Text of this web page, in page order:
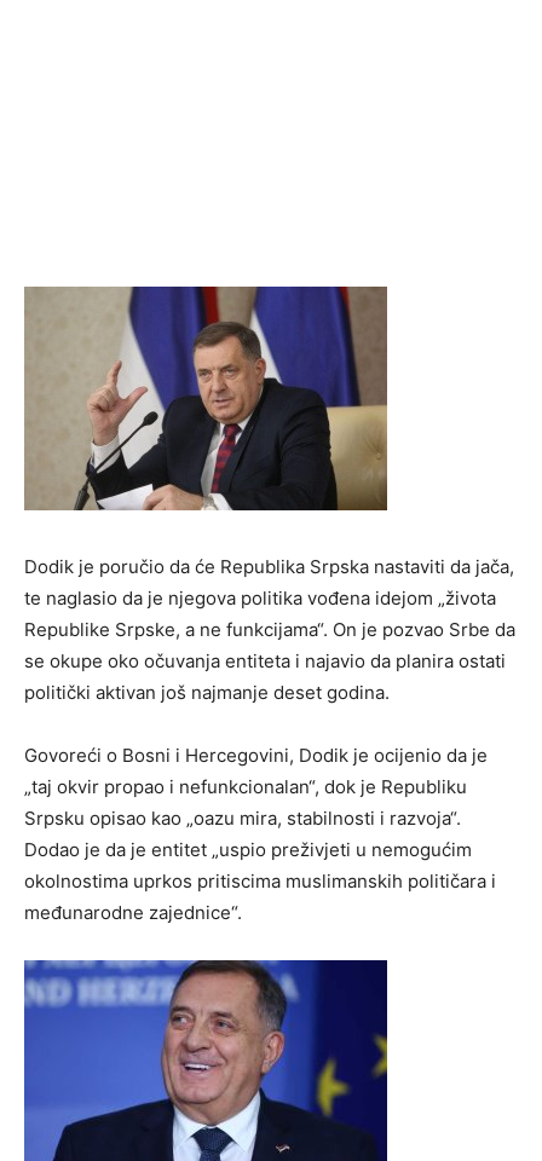
Dodik je poručio da će Republika Srpska nastaviti da jača,
te naglasio da je njegova politika vođena idejom „života
Republike Srpske, a ne funkcijama“. On je pozvao Srbe da
se okupe oko očuvanja entiteta i najavio da planira ostati
politički aktivan još najmanje deset godina.
Govoreći o Bosni i Hercegovini, Dodik je ocijenio da je
„taj okvir propao i nefunkcionalan“, dok je Republiku
Srpsku opisao kao „oazu mira, stabilnosti i razvoja“.
Dodao je da je entitet „uspio preživjeti u nemogućim
okolnostima uprkos pritiscima muslimanskih političara i
međunarodne zajednice“.